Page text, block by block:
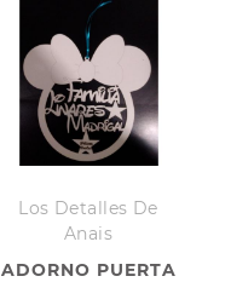
Los Detalles De
Anais
ADORNO PUERTA